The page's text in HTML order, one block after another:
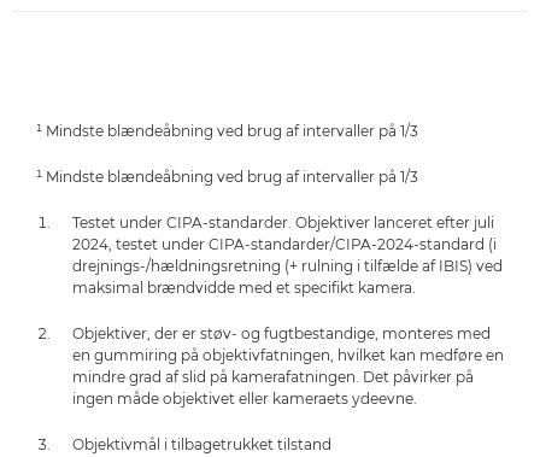
¹ Mindste blændeåbning ved brug af intervaller på 1/3
¹ Mindste blændeåbning ved brug af intervaller på 1/3
Testet under CIPA-standarder. Objektiver lanceret efter juli
2024, testet under CIPA-standarder/CIPA-2024-standard (i
drejnings-/hældningsretning (+ rulning i tilfælde af IBIS) ved
maksimal brændvidde med et specifikt kamera.
Objektiver, der er støv- og fugtbestandige, monteres med
en gummiring på objektivfatningen, hvilket kan medføre en
mindre grad af slid på kamerafatningen. Det påvirker på
ingen måde objektivet eller kameraets ydeevne.
Objektivmål i tilbagetrukket tilstand